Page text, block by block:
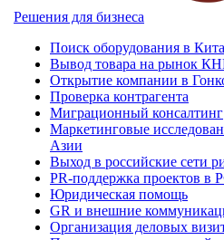
Решения для бизнеса
Поиск оборудования в
Вывод товара на рынок
Открытие компании в
Проверка контрагента
Миграционный консалтинг
Маркетинговые
Азии
Выход в российские сети
PR-поддержка проектов
Юридическая помощь
GR и внешние
Организация деловых